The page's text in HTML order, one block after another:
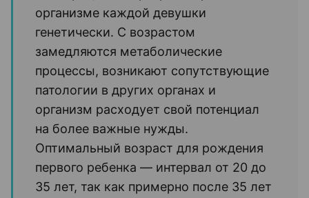
организме каждой девушки
генетически. С возрастом
замедляются метаболические
процессы, возникают сопутствующие
патологии в других органах и
организм расходует свой потенциал
на более важные нужды.
Оптимальный возраст для рождения
первого ребенка — интервал от 20 до
35 лет, так как примерно после 35 лет